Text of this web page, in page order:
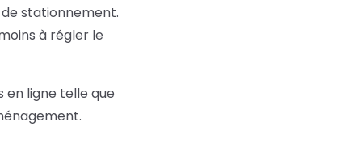
stationnement.
à régler le
ligne telle que